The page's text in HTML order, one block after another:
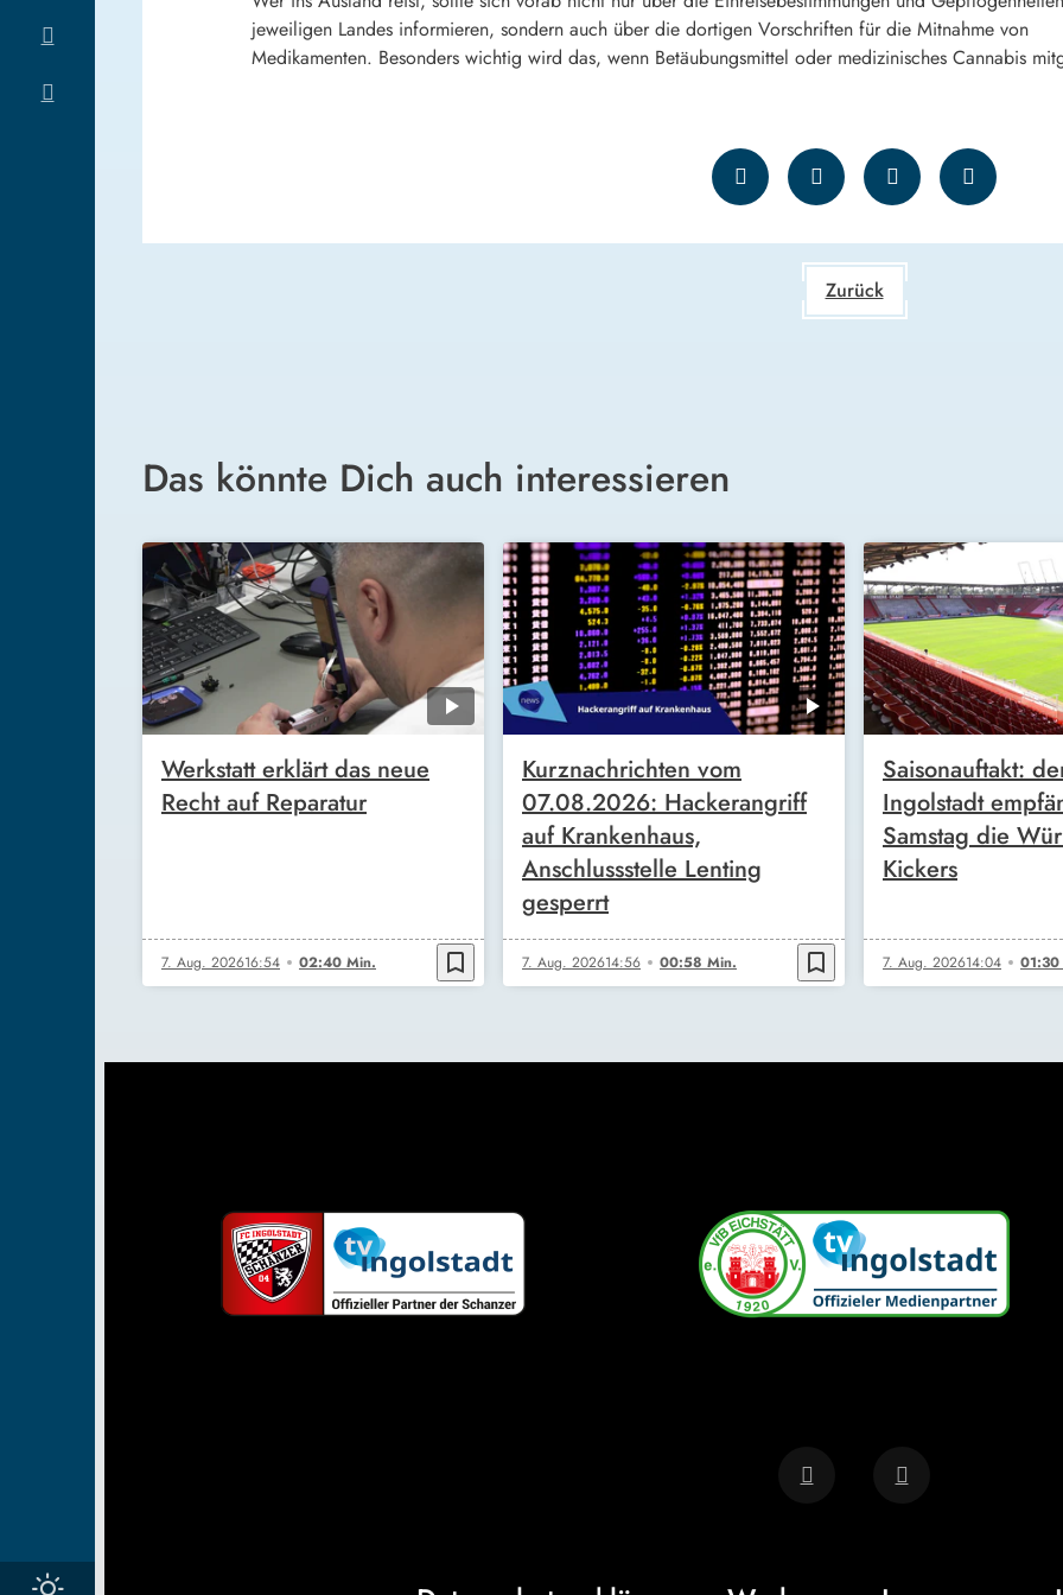
jeweiligen Landes informieren, sondern auch über die dortigen Vorschriften für die Mitnahme von
Medikamenten. Besonders wichtig wird das, wenn Betäubungsmittel oder medizinisches Cannabis
Zurück
Das könnte Dich auch interessieren
Werkstatt erklärt das neue
Recht auf Reparatur
7. Aug. 202616:54 02:40 Min. bookmark_border
Kurznachrichten vom
07.08.2026: Hackerangriff
auf Krankenhaus,
Anschlussstelle Lenting
gesperrt
7. Aug. 202614:56 00:58 Min. bookmark_border
Saisonauftakt:
Ingolstadt
Samstag die
Kickers
7. Aug. 202614:04 01:30